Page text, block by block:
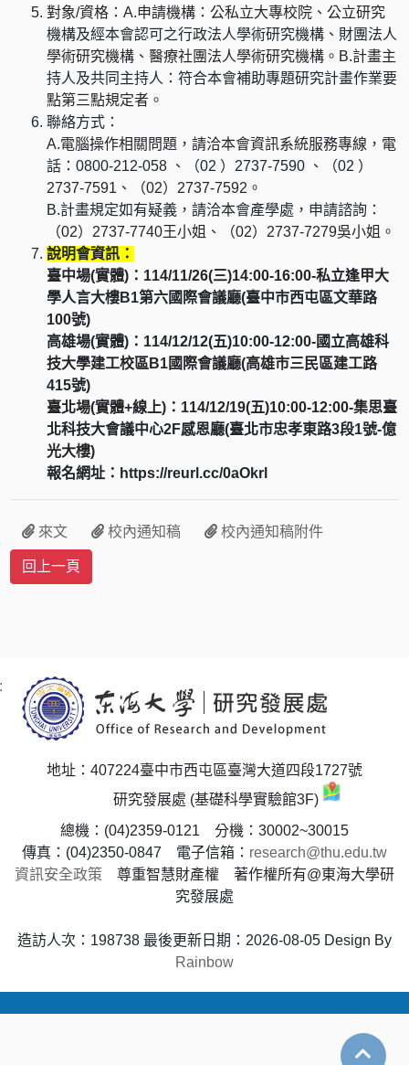
對象/資格：A.申請機構：公私立大專校院、公立研究
機構及經本會認可之行政法人學術研究機構、財團法人
學術研究機構、醫療社團法人學術研究機構。B.計畫主
持人及共同主持人：符合本會補助專題研究計畫作業要
點第三點規定者。
聯絡方式：
A.電腦操作相關問題，請洽本會資訊系統服務專線，電
話：0800-212-058 、（02 ）2737-7590 、（02 ）
2737-7591、（02）2737-7592。
B.計畫規定如有疑義，請洽本會產學處，申請諮詢：
（02）2737-7740王小姐、（02）2737-7279吳小姐。
說明會資訊：
臺中場(實體)：114/11/26(三)14:00-16:00-私立逢甲大
學人言大樓B1第六國際會議廳(臺中市西屯區文華路
100號)
高雄場(實體)：114/12/12(五)10:00-12:00-國立高雄科
技大學建工校區B1國際會議廳(高雄市三民區建工路
415號)
臺北場(實體+線上)：114/12/19(五)10:00-12:00-集思臺
北科技大會議中心2F感恩廳(臺北市忠孝東路3段1號-億
光大樓)
報名網址：https://reurl.cc/0aOkrl
來文 校內通知稿 校內通知稿附件
地址：407224臺中市西屯區臺灣大道四段1727號
研究發展處 (基礎科學實驗館3F)
總機：(04)2359-0121 分機：30002~30015
傳真：(04)2350-0847 電子信箱： research@thu.edu.tw
資訊安全政策 尊重智慧財產權 著作權所有@東海大學研
究發展處
造訪人次：198738 最後更新日期：2026-08-05 Design By
Rainbow